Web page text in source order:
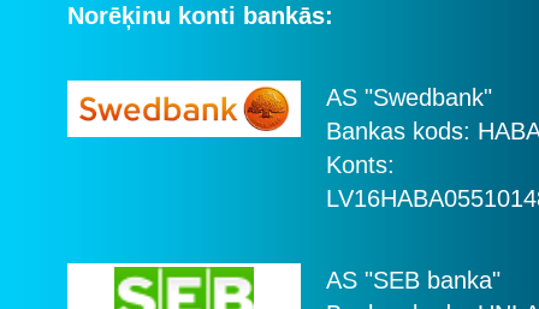
Norēķinu konti bankās:
AS "Swedbank"
Bankas kods:
Konts:
AS "SEB banka"